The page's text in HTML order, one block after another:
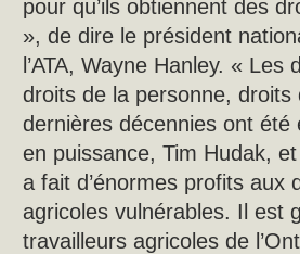
pour qu’ils obtiennent des
», de dire le président
l’ATA, Wayne Hanley. «
droits de la personne, droits
dernières décennies ont
en puissance, Tim Hudak,
a fait d’énormes profits aux
agricoles vulnérables. Il est
travailleurs agricoles de